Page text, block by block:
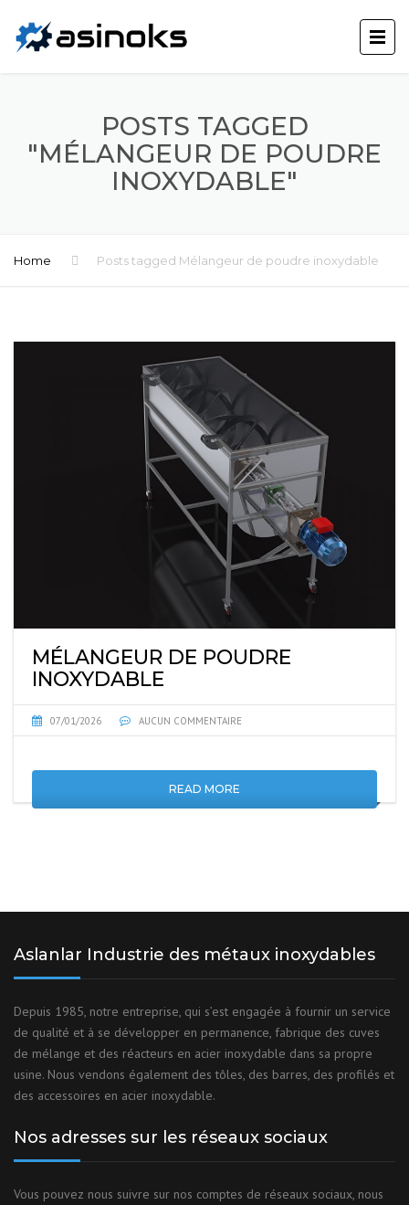
POSTS TAGGED
"MÉLANGEUR DE POUDRE
INOXYDABLE"
Home Posts tagged Mélangeur de poudre inoxydable
MÉLANGEUR DE POUDRE
INOXYDABLE
07/01/2026 AUCUN COMMENTAIRE
READ MORE
Aslanlar Industrie des métaux inoxydables
Depuis 1985, notre entreprise, qui s’est engagée à fournir un service
de qualité et à se développer en permanence, fabrique des cuves
de mélange et des réacteurs en acier inoxydable dans sa propre
usine. Nous vendons également des tôles, des barres, des profilés et
des accessoires en acier inoxydable.
Nos adresses sur les réseaux sociaux
Vous pouvez nous suivre sur nos comptes de réseaux sociaux, nous